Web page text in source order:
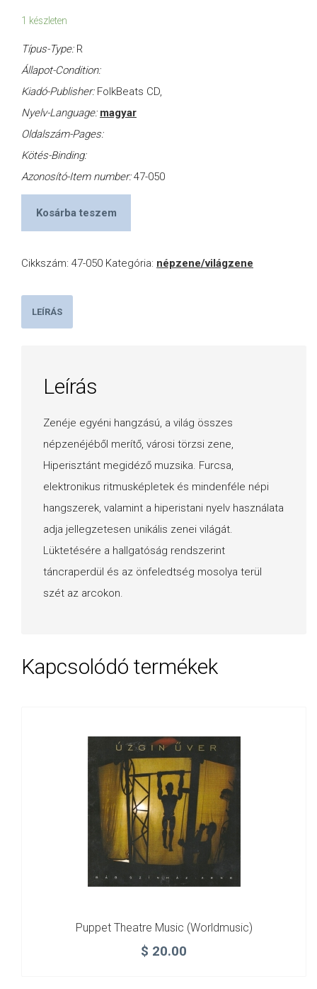
1 készleten
Típus-Type: R
Állapot-Condition:
Kiadó-Publisher: FolkBeats CD,
Nyelv-Language: magyar
Oldalszám-Pages:
Kötés-Binding:
Azonosító-Item number:47-050
Kosárba teszem
Cikkszám: 47-050 Kategória: népzene/világzene
LEÍRÁS
Leírás
Zenéje egyéni hangzású, a világ összes
népzenéjéből merítő, városi törzsi zene,
Hiperisztánt megidéző muzsika. Furcsa,
elektronikus ritmusképletek és mindenféle népi
hangszerek, valamint a hiperistani nyelv használata
adja jellegzetesen unikális zenei világát.
Lüktetésére a hallgatóság rendszerint
táncraperdül és az önfeledtség mosolya terül
szét az arcokon.
Kapcsolódó termékek
Puppet Theatre Music (Worldmusic)
$ 20.00